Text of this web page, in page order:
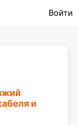
Войти
и